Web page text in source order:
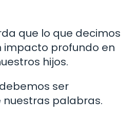
que lo que decimos
impacto profundo en
hijos.
ser
nuestras palabras.